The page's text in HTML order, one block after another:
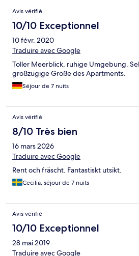
Avis
Avis vérifié
10/10 Exceptionnel
10 févr. 2020
Traduire avec Google
Toller Meerblick, ruhige Umgebung.
großzügige Größe des Apartments.
Séjour de 7 nuits
Avis vérifié
8/10 Très bien
16 mars 2026
Traduire avec Google
Rent och fräscht. Fantastiskt utsikt.
Cecilia, séjour de 7 nuits
Avis vérifié
10/10 Exceptionnel
28 mai 2019
Traduire avec Google